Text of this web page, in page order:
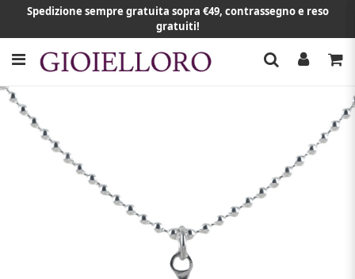
Spedizione sempre gratuita sopra €49, contrassegno e reso
gratuiti!